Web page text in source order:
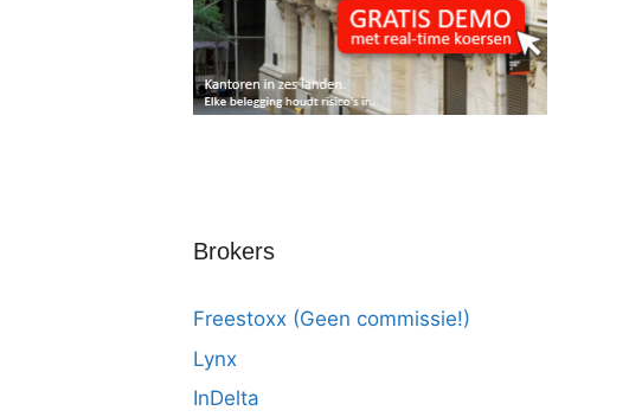
Brokers
Freestoxx (Geen commissie!)
Lynx
InDelta